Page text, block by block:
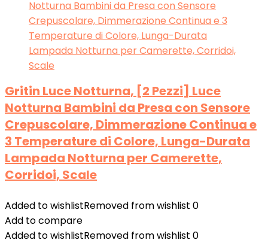
Gritin Luce Notturna, [2 Pezzi] Luce
Notturna Bambini da Presa con Sensore
Crepuscolare, Dimmerazione Continua e
3 Temperature di Colore, Lunga-Durata
Lampada Notturna per Camerette,
Corridoi, Scale
Added to wishlistRemoved from wishlist 0
Add to compare
Added to wishlistRemoved from wishlist 0